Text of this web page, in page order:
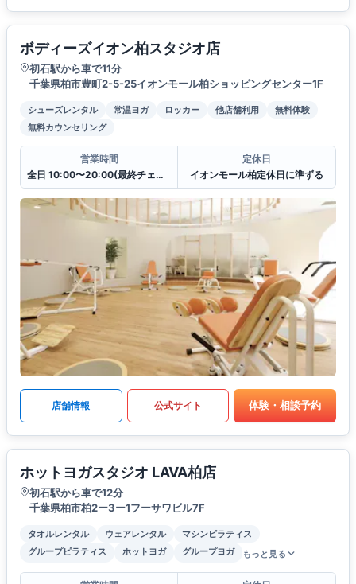
ボディーズイオン柏スタジオ店
初石駅から車で11分
千葉県柏市豊町2-5-25イオンモール柏ショッピングセンター1F
シューズレンタル 常温ヨガ ロッカー 他店舗利用
無料体験
無料カウンセリング
営業時間
全日 10:00〜20:00(最終チェックイン19:30)
定休日
イオンモール柏定休日に準ずる
店舗情報 公式サイト 体験・相談予約
ホットヨガスタジオ LAVA柏店
初石駅から車で12分
千葉県柏市柏2ー3ー1フーサワビル7F
タオルレンタル ウェアレンタル
マシンピラティス
グループピラティス
ホットヨガ グループヨガ もっと見る